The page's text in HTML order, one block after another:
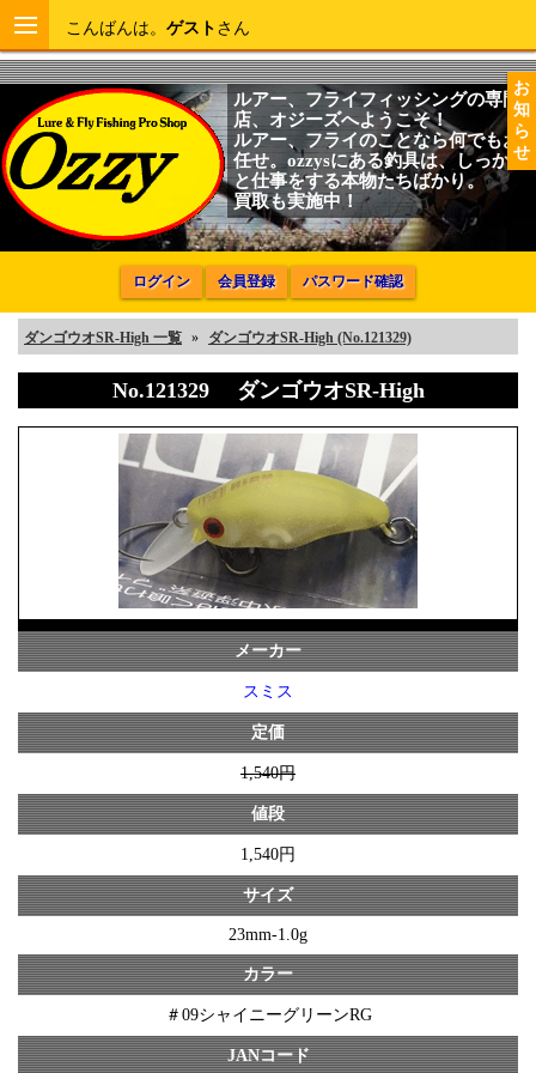
お
知
ら
せ
こんばんは。 ゲスト さん
ルアー、フライフィッシングの専門
店、オジーズへようこそ！
ルアー、フライのことなら何でもお
任せ。ozzysにある釣具は、しっかり
と仕事をする本物たちばかり。
買取も実施中！
ログイン 会員登録 パスワード確認
ダンゴウオSR-High 一覧 » ダンゴウオSR-High (No.121329)
No.121329 ダンゴウオSR-High
メーカー
スミス
定価
1,540円
値段
1,540円
サイズ
23mm-1.0g
カラー
＃09シャイニーグリーンRG
JANコード